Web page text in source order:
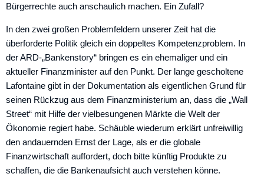
Bürgerrechte auch anschaulich machen. Ein Zufall?
In den zwei großen Problemfeldern unserer Zeit hat die
überforderte Politik gleich ein doppeltes Kompetenzproblem. In
der ARD-„Bankenstory“ bringen es ein ehemaliger und ein
aktueller Finanzminister auf den Punkt. Der lange gescholtene
Lafontaine gibt in der Dokumentation als eigentlichen Grund für
seinen Rückzug aus dem Finanzministerium an, dass die „Wall
Street“ mit Hilfe der vielbesungenen Märkte die Welt der
Ökonomie regiert habe. Schäuble wiederum erklärt unfreiwillig
den andauernden Ernst der Lage, als er die globale
Finanzwirtschaft auffordert, doch bitte künftig Produkte zu
schaffen, die die Bankenaufsicht auch verstehen könne.